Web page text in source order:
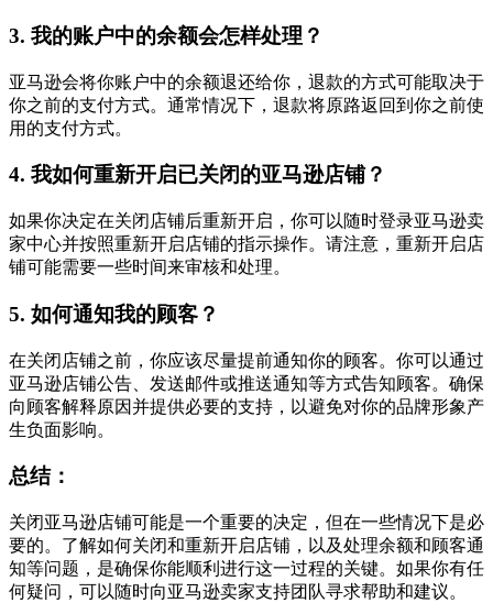
3. 我的账户中的余额会怎样处理？
亚马逊会将你账户中的余额退还给你，退款的方式可能取决于
你之前的支付方式。通常情况下，退款将原路返回到你之前使
用的支付方式。
4. 我如何重新开启已关闭的亚马逊店铺？
如果你决定在关闭店铺后重新开启，你可以随时登录亚马逊卖
家中心并按照重新开启店铺的指示操作。请注意，重新开启店
铺可能需要一些时间来审核和处理。
5. 如何通知我的顾客？
在关闭店铺之前，你应该尽量提前通知你的顾客。你可以通过
亚马逊店铺公告、发送邮件或推送通知等方式告知顾客。确保
向顾客解释原因并提供必要的支持，以避免对你的品牌形象产
生负面影响。
总结：
关闭亚马逊店铺可能是一个重要的决定，但在一些情况下是必
要的。了解如何关闭和重新开启店铺，以及处理余额和顾客通
知等问题，是确保你能顺利进行这一过程的关键。如果你有任
何疑问，可以随时向亚马逊卖家支持团队寻求帮助和建议。